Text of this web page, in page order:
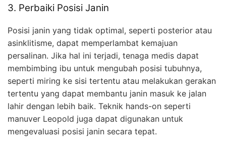
3. Perbaiki Posisi Janin
Posisi janin yang tidak optimal, seperti posterior atau
asinklitisme, dapat memperlambat kemajuan
persalinan. Jika hal ini terjadi, tenaga medis dapat
membimbing ibu untuk mengubah posisi tubuhnya,
seperti miring ke sisi tertentu atau melakukan gerakan
tertentu yang dapat membantu janin masuk ke jalan
lahir dengan lebih baik. Teknik hands-on seperti
manuver Leopold juga dapat digunakan untuk
mengevaluasi posisi janin secara tepat.